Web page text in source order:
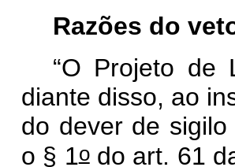
Razões do
“O Projeto de
diante disso, ao
do dever de
o § 1odo art. 61